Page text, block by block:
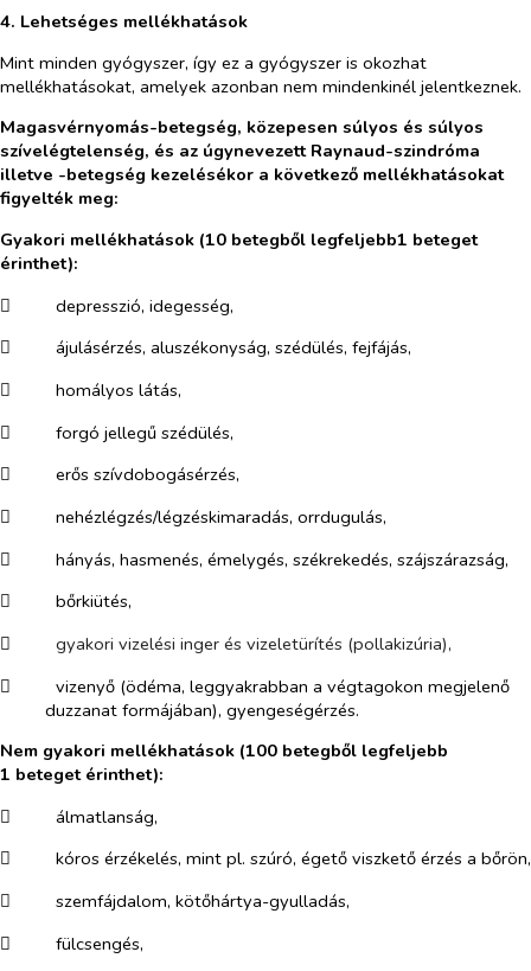
4. Lehetséges mellékhatások
Mint minden gyógyszer, így ez a gyógyszer is okozhat
mellékhatásokat, amelyek azonban nem mindenkinél jelentkeznek.
Magasvérnyomás-betegség, közepesen súlyos és súlyos
szívelégtelenség, és az úgynevezett Raynaud-szindróma
illetve -betegség kezelésékor a következő mellékhatásokat
figyelték meg:
Gyakori mellékhatások (10 betegből legfeljebb1 beteget
érinthet):
​
depresszió, idegesség,
​
ájulásérzés, aluszékonyság, szédülés, fejfájás,
​
homályos látás,
​
forgó jellegű szédülés,
​
erős szívdobogásérzés,
​
nehézlégzés/légzéskimaradás, orrdugulás,
​
hányás, hasmenés, émelygés, székrekedés, szájszárazság,
​
bőrkiütés,
​
gyakori vizelési inger és vizeletürítés (pollakizúria),
​
vizenyő (ödéma, leggyakrabban a végtagokon megjelenő
duzzanat formájában), gyengeségérzés.
Nem gyakori mellékhatások (100 betegből legfeljebb
1 beteget érinthet):
​
álmatlanság,
​
kóros érzékelés, mint pl. szúró, égető viszkető érzés a bőrön,
​
szemfájdalom, kötőhártya-gyulladás,
​
fülcsengés,